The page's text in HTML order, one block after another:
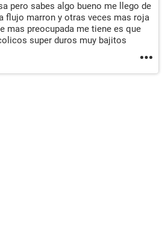
pero sabes algo bueno me llego de
flujo marron y otras veces mas roja
mas preocupada me tiene es que
super duros muy bajitos